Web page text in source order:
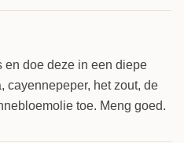
en doe deze in een diepe
cayennepeper, het zout, de
toe. Meng goed.